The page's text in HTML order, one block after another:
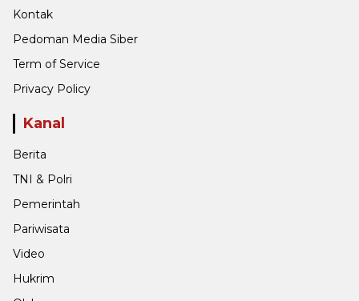
Kontak
Pedoman Media Siber
Term of Service
Privacy Policy
Kanal
Berita
TNI & Polri
Pemerintah
Pariwisata
Video
Hukrim